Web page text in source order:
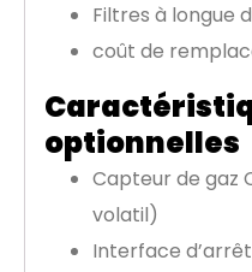
Filtres à longue
coût de
optionnelles
Capteur de gaz
volatil)
Interface